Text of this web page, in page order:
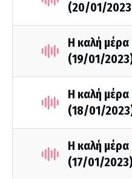
(20/01/
Η καλή
(19/01/
Η καλή
(18/01/
Η καλή
(17/01/2023)